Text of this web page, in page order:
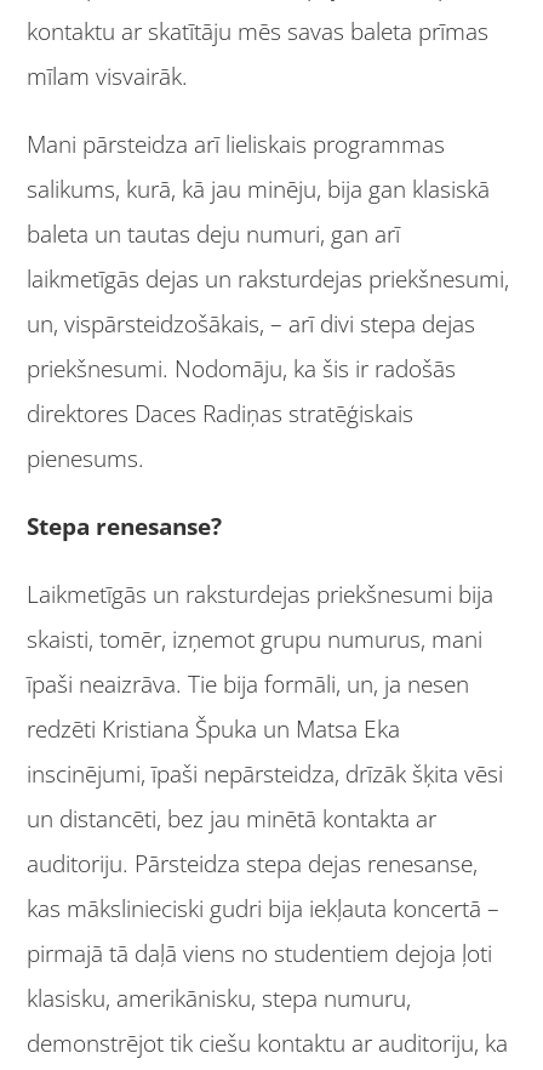
kontaktu ar skatītāju mēs savas baleta prīmas
mīlam visvairāk.
Mani pārsteidza arī lieliskais programmas
salikums, kurā, kā jau minēju, bija gan klasiskā
baleta un tautas deju numuri, gan arī
laikmetīgās dejas un raksturdejas priekšnesumi,
un, vispārsteidzošākais, – arī divi stepa dejas
priekšnesumi. Nodomāju, ka šis ir radošās
direktores Daces Radiņas stratēģiskais
pienesums.
Stepa renesanse?
Laikmetīgās un raksturdejas priekšnesumi bija
skaisti, tomēr, izņemot grupu numurus, mani
īpaši neaizrāva. Tie bija formāli, un, ja nesen
redzēti Kristiana Špuka un Matsa Eka
inscinējumi, īpaši nepārsteidza, drīzāk šķita vēsi
un distancēti, bez jau minētā kontakta ar
auditoriju. Pārsteidza stepa dejas renesanse,
kas mākslinieciski gudri bija iekļauta koncertā –
pirmajā tā daļā viens no studentiem dejoja ļoti
klasisku, amerikānisku, stepa numuru,
demonstrējot tik ciešu kontaktu ar auditoriju, ka